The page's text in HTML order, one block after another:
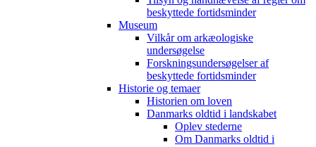
beskyttede fortidsminder
Museum
Vilkår om arkæologiske
undersøgelse
Forskningsundersøgelser af
beskyttede fortidsminder
Historie og temaer
Historien om loven
Danmarks oldtid i landskabet
Oplev stederne
Om Danmarks oldtid i